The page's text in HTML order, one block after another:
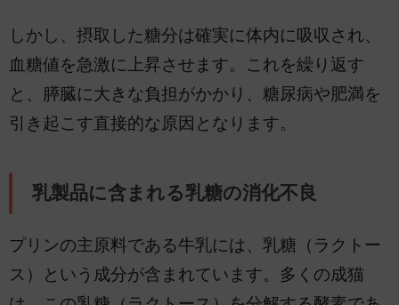
しかし、摂取した糖分は確実に体内に吸収され、
血糖値を急激に上昇させます。これを繰り返す
と、膵臓に大きな負担がかかり、糖尿病や肥満を
引き起こす直接的な原因となります。
乳製品に含まれる乳糖の消化不良
プリンの主原料である牛乳には、乳糖（ラクトー
ス）という成分が含まれています。多くの成猫